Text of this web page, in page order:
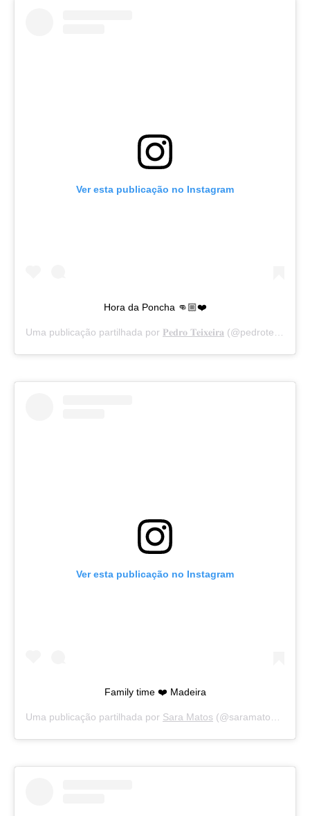
Ver esta publicação no Instagram
Hora da Poncha 👊🏼❤️
Uma publicação partilhada por 𝐏𝐞𝐝𝐫𝐨 𝐓𝐞𝐢𝐱𝐞𝐢𝐫𝐚 (@pedroteixeiraoficial) a
Ver esta publicação no Instagram
Family time ❤️ Madeira
Uma publicação partilhada por Sara Matos (@saramatosofficial) a